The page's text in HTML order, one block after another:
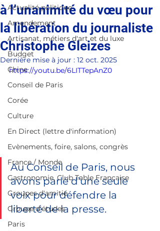
Actualité politique
Amendement
Artisanat, métiers d'art et du luxe
Budget
Chine
Conseil de Paris
Corée
Culture
En Direct (lettre d'information)
Evènements, foire, salons, congrès
France / Monde
Gastronomie, Club Table Française
Groupes d'amitié
Groupe d'études
Paris
à l’unanimité du vœu pour
la libération du journaliste
Christophe Gleizes
Dernière mise à jour : 12 oct. 2025
https://youtu.be/6LITTepAnZ0
Au Conseil de Paris, nous
avons parlé d’une seule
voix pour défendre la
liberté de la presse.